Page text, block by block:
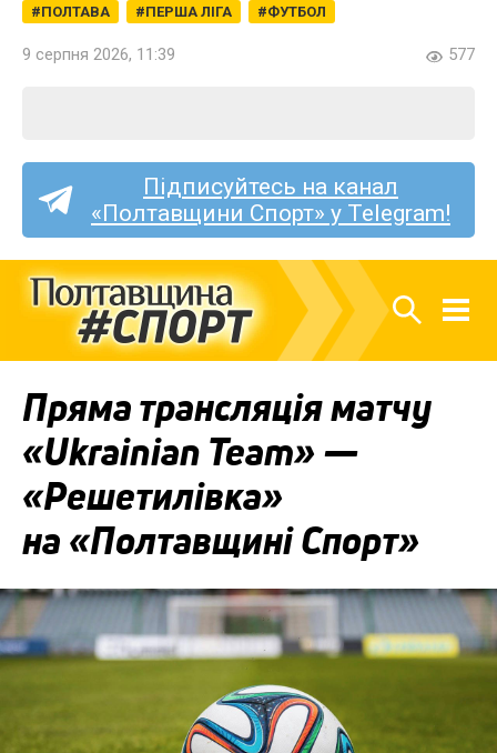
ПОЛТАВА ПЕРША ЛІГА ФУТБОЛ
9 серпня 2026, 11:39 577
Підписуйтесь на канал
«Полтавщини Спорт» у Telegram!
Пряма трансляція матчу
«Ukrainian Team» —
«Решетилівка»
на «Полтавщині Спорт»